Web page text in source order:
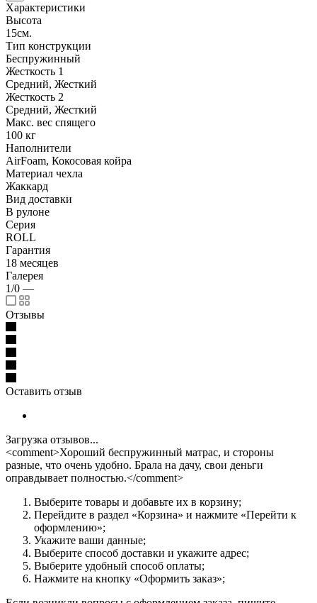
Характеристики
Высота
15см.
Тип конструкции
Беспружинный
Жесткость 1
Средний, Жесткий
Жесткость 2
Средний, Жесткий
Макс. вес спящего
100 кг
Наполнители
AirFoam, Кокосовая койра
Материал чехла
Жаккард
Вид доставки
В рулоне
Серия
ROLL
Гарантия
18 месяцев
Галерея
1/0 —
Отзывы
Оставить отзыв
Загрузка отзывов...
<comment>Хороший беспружинный матрас, и стороны
разные, что очень удобно. Брала на дачу, свои деньги
оправдывает полностью.</comment>
Выберите товары и добавьте их в корзину;
Перейдите в раздел «Корзина» и нажмите «Перейти к
оформлению»;
Укажите ваши данные;
Выберите способ доставки и укажите адрес;
Выберите удобный способ оплаты;
Нажмите на кнопку «Оформить заказ»;